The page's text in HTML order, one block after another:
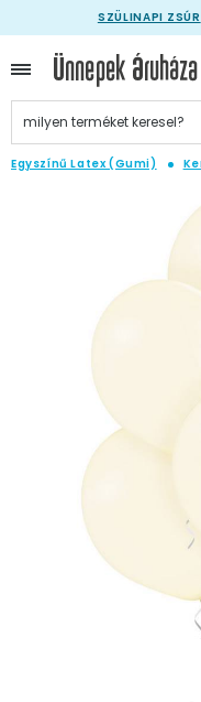
SZÜLINAPI ZSÚR
Egyszínű Latex (Gumi)